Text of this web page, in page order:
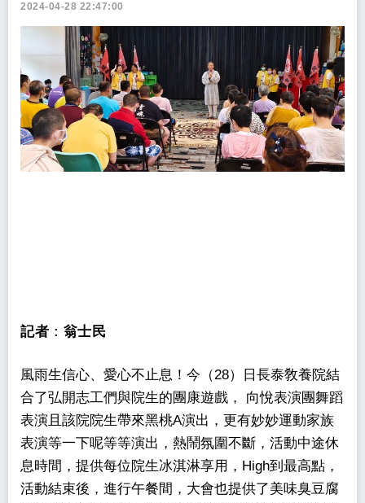
2024-04-28 22:47:00
記者 : 翁士民
風雨生信心、愛心不止息！今（28）日長泰敎養院結
合了弘開志工們與院生的團康遊戲， 向悅表演團舞蹈
表演且該院院生帶來黑桃A演出，更有妙妙運動家族
表演等一下呢等等演出，熱鬧氛圍不斷，活動中途休
息時間，提供每位院生冰淇淋享用，High到最高點，
活動結束後，進行午餐間，大會也提供了美味臭豆腐